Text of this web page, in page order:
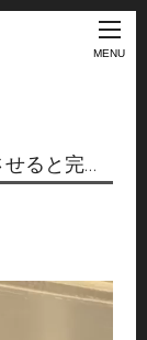
MENU
ると完…